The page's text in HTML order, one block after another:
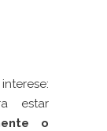
estar
o